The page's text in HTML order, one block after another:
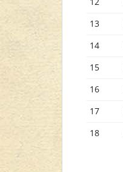
13
14
15
16
17
18